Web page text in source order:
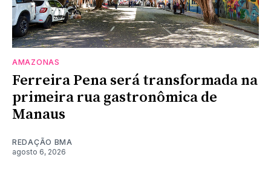
AMAZONAS
Ferreira Pena será transformada na
primeira rua gastronômica de
Manaus
REDAÇÃO BMA
agosto 6, 2026